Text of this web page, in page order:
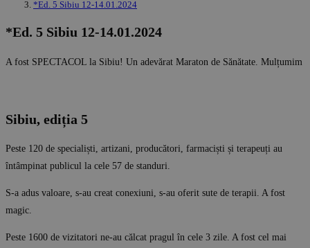
*Ed. 5 Sibiu 12-14.01.2024
*Ed. 5 Sibiu 12-14.01.2024
A fost SPECTACOL la Sibiu! Un adevărat Maraton de Sănătate. Mulțumim
Sibiu, ediția 5
Peste 120 de specialiști, artizani, producători, farmaciști și terapeuți au
întâmpinat publicul la cele 57 de standuri.
S-a adus valoare, s-au creat conexiuni, s-au oferit sute de terapii. A fost
magic.
Peste 1600 de vizitatori ne-au călcat pragul în cele 3 zile. A fost cel mai